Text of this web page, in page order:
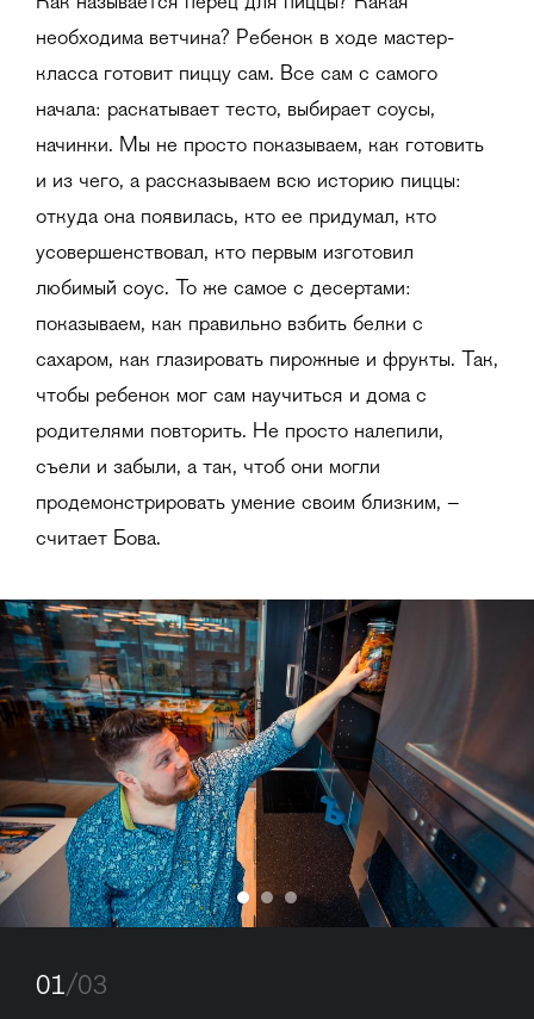
необходима ветчина? Ребенок в ходе мастер-
класса готовит пиццу сам. Все сам с самого
начала: раскатывает тесто, выбирает соусы,
начинки. Мы не просто показываем, как готовить
и из чего, а рассказываем всю историю пиццы:
откуда она появилась, кто ее придумал, кто
усовершенствовал, кто первым изготовил
любимый соус. То же самое с десертами:
показываем, как правильно взбить белки с
сахаром, как глазировать пирожные и фрукты. Так,
чтобы ребенок мог сам научиться и дома с
родителями повторить. Не просто налепили,
съели и забыли, а так, чтоб они могли
продемонстрировать умение своим близким, –
считает Бова.
01/03